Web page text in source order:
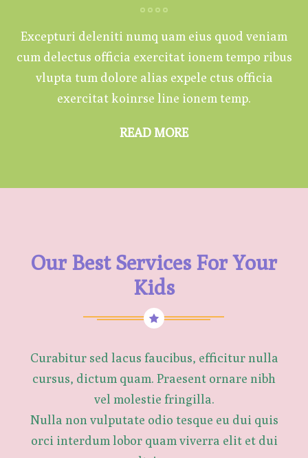
Excepturi deleniti numq uam eius quod veniam
cum delectus officia exercitat ionem tempo ribus
vlupta tum dolore alias expele ctus officia
exercitat koinrse line ionem temp.
READ MORE
Our Best Services For Your
Kids
Curabitur sed lacus faucibus, efficitur nulla
cursus, dictum quam. Praesent ornare nibh
vel molestie fringilla.
Nulla non vulputate odio tesque eu dui quis
orci interdum lobor quam viverra elit et dui